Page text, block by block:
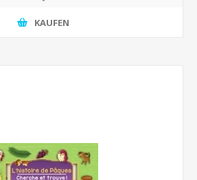
KAUFEN